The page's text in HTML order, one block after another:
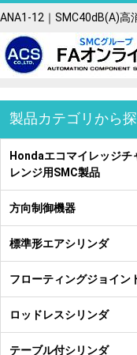
ANA1-12｜SMC40dB(A)高
製品カテゴリから
Hondaエコマイレッジチ
レンジ用SMC製品
方向制御機器
標準形エアシリンダ
フローティングジョイン
ロッドレスシリンダ
テーブル付シリンダ